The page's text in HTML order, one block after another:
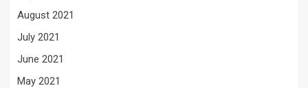
August 2021
July 2021
June 2021
May 2021